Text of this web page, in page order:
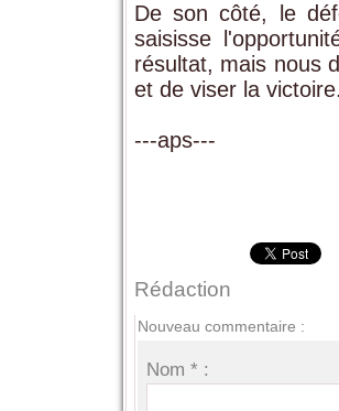
De son côté, le
saisisse
résultat, mais nous
et de viser la
---aps---
Rédaction
Nouveau commentaire :
Nom * :